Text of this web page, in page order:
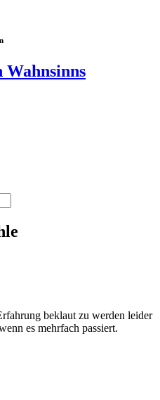
Wahnsinns
beklaut zu werden leider
es mehrfach passiert.